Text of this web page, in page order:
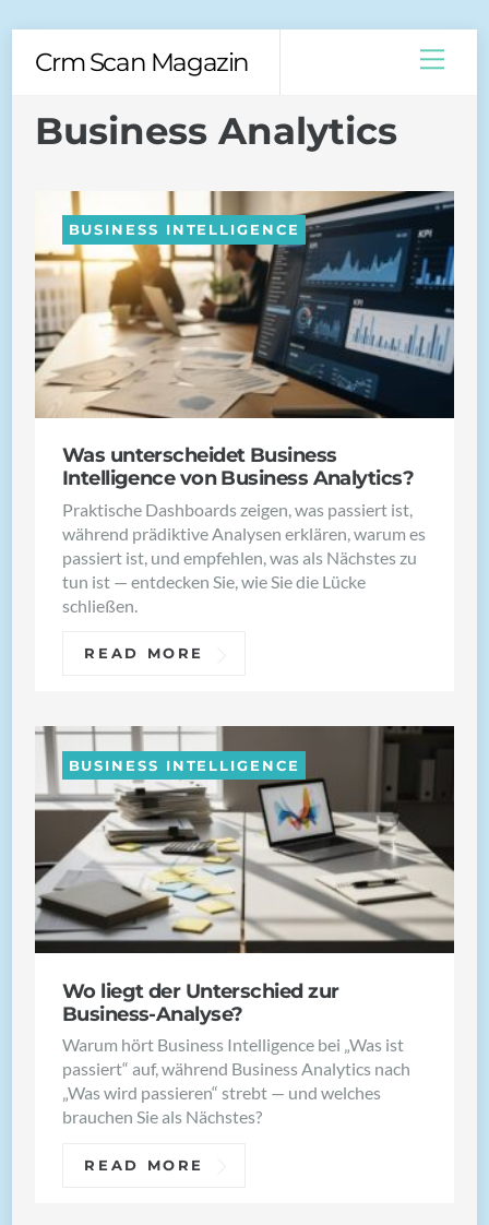
content
Crm Scan Magazin
Business Analytics
Was unterscheidet Business
Intelligence von Business Analytics?
BUSINESS INTELLIGENCE
Praktische Dashboards zeigen, was passiert ist,
während prädiktive Analysen erklären, warum es
passiert ist, und empfehlen, was als Nächstes zu
tun ist — entdecken Sie, wie Sie die Lücke
schließen.
READ MORE
Wo liegt der Unterschied zur
Business-Analyse?
BUSINESS INTELLIGENCE
Warum hört Business Intelligence bei „Was ist
passiert“ auf, während Business Analytics nach
„Was wird passieren“ strebt — und welches
brauchen Sie als Nächstes?
READ MORE